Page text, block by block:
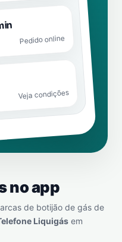
Pedido online
Veja condições
no app
de botijão de gás de
Liquigás em